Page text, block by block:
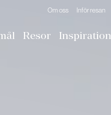
Om oss Inför resan
Resor Inspiration